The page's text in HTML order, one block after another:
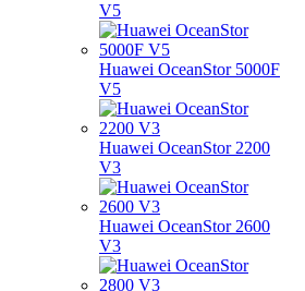
V5
Huawei OceanStor 5000F
V5
Huawei OceanStor 2200
V3
Huawei OceanStor 2600
V3